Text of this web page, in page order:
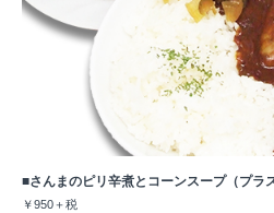
■さんまのピリ辛煮とコーンスープ（プラ
￥950＋税